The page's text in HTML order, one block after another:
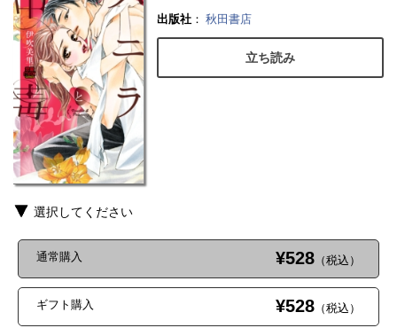
出版社 ： 秋田書店
立ち読み
選択してください
通常購入 ¥528 （税込）
ギフト購入 ¥528 （税込）